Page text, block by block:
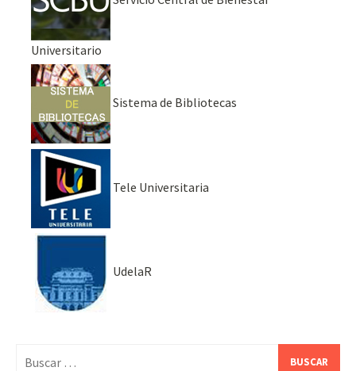
Universitario
Sistema de Bibliotecas
Tele Universitaria
UdelaR